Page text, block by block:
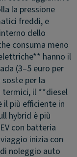
la pressione
freddi, e
dello
consuma meno
hanno il
(3–5 euro per
per la
termici, il **diesel
il più efficiente in
hybrid è più
con batteria
inizia con
noleggio auto